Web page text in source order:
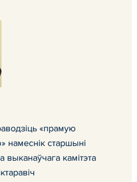
«прамую
намеснік старшыні
выканаўчага камітэта